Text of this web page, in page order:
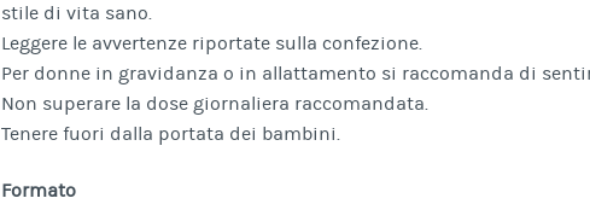
stile di vita sano.
Leggere le avvertenze riportate sulla confezione.
Per donne in gravidanza o in allattamento si raccomanda di
Non superare la dose giornaliera raccomandata.
Tenere fuori dalla portata dei bambini.
Formato